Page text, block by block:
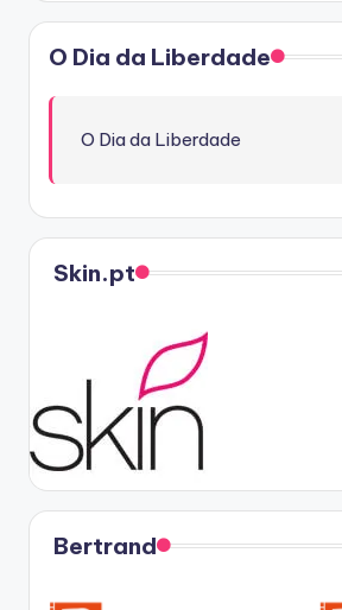
O Dia da Liberdade
O Dia da Liberdade
Skin.pt
Bertrand